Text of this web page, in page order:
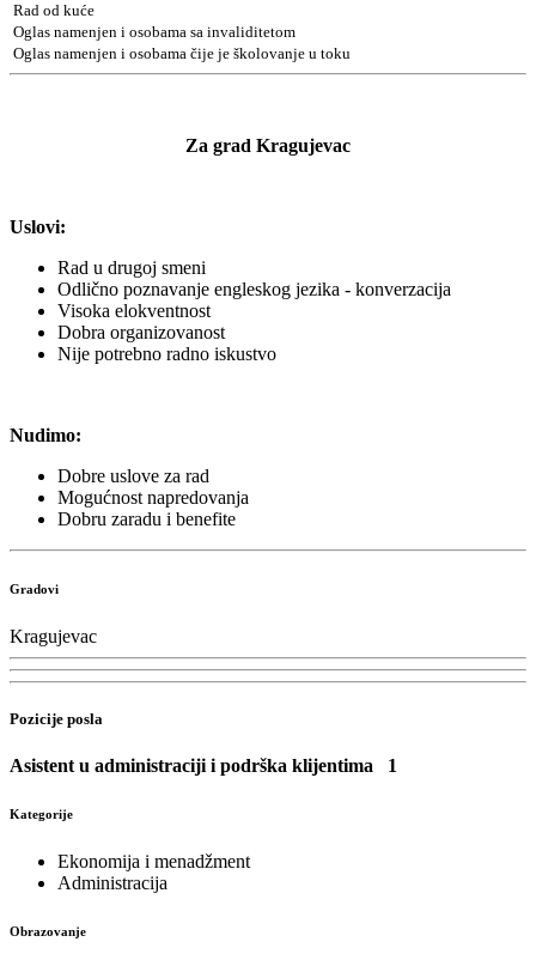
Rad od kuće
Oglas namenjen i osobama sa invaliditetom
Oglas namenjen i osobama čije je školovanje u toku
Za grad Kragujevac
Uslovi:
Rad u drugoj smeni
Odlično poznavanje engleskog jezika - konverzacija
Visoka elokventnost
Dobra organizovanost
Nije potrebno radno iskustvo
Nudimo:
Dobre uslove za rad
Mogućnost napredovanja
Dobru zaradu i benefite
Gradovi
Kragujevac
Pozicije posla
Asistent u administraciji i podrška klijentima 1
Kategorije
Ekonomija i menadžment
Administracija
Obrazovanje